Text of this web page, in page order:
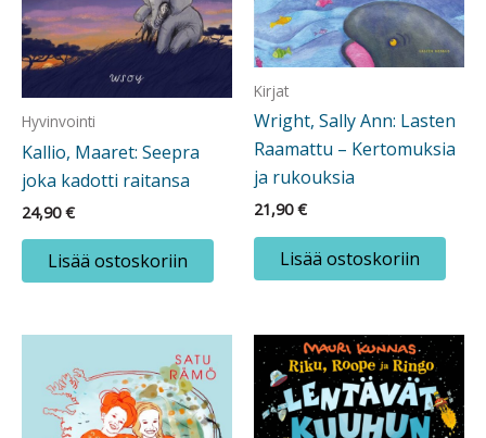
Hyvinvointi
Kallio, Maaret: Seepra
joka kadotti raitansa
24,90€
Lisää ostoskoriin
Kirjat
Wright, Sally Ann: Lasten
Raamattu – Kertomuksia
ja rukouksia
21,90€
Lisää ostoskoriin